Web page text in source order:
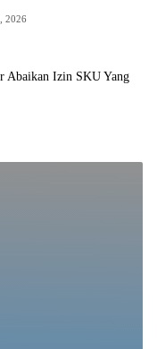
2026
Abaikan Izin SKU Yang